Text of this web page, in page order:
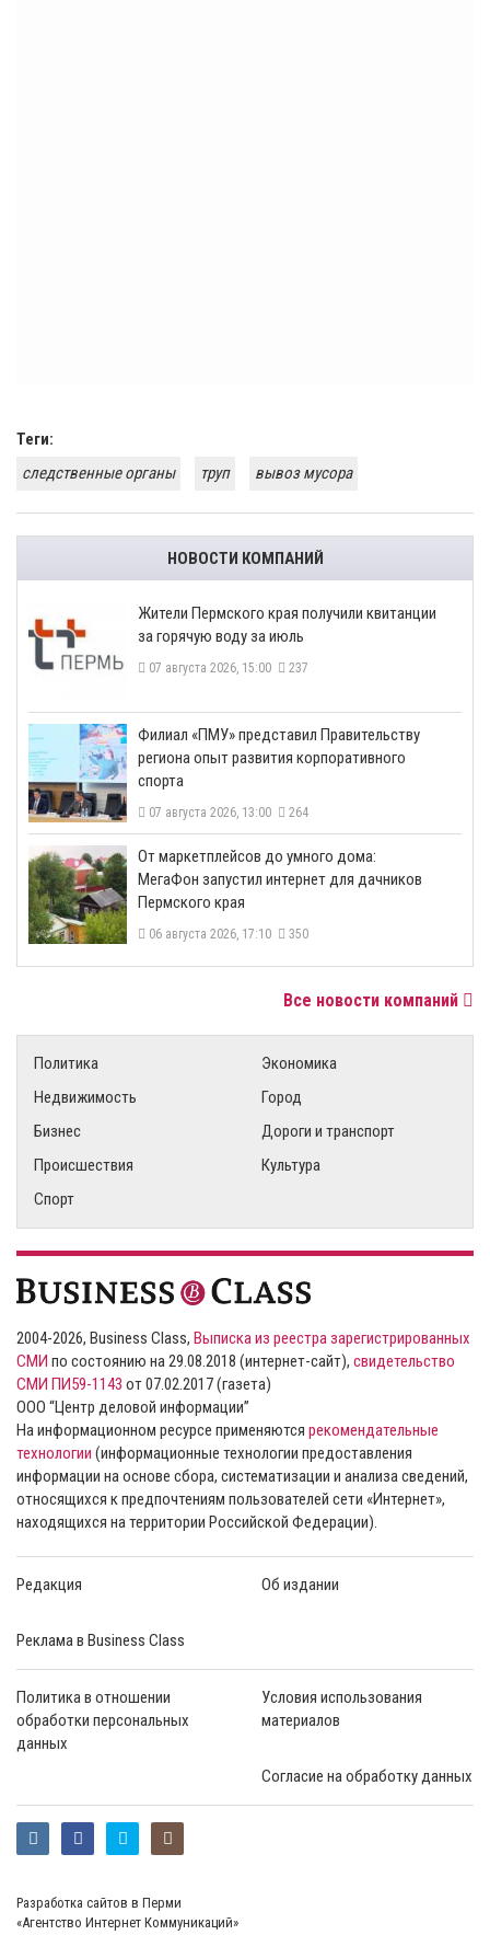
Теги:
следственные органы
труп вывоз мусора
НОВОСТИ КОМПАНИЙ
​Жители Пермского края получили квитанции
за горячую воду за июль
07 августа 2026, 15:00 237
​Филиал «ПМУ» представил Правительству
региона опыт развития корпоративного
спорта
07 августа 2026, 13:00 264
От маркетплейсов до умного дома:
МегаФон запустил интернет для дачников
Пермского края
06 августа 2026, 17:10 350
Все новости компаний
Политика
Экономика
Недвижимость
Город
Бизнес
Дороги и транспорт
Происшествия
Культура
Спорт
2004-2026, Business Class, Выписка из реестра зарегистрированных
СМИ по состоянию на 29.08.2018 (интернет-сайт), свидетельство
СМИ ПИ59-1143 от 07.02.2017 (газета)
ООО “Центр деловой информации”
На информационном ресурсе применяются рекомендательные
технологии (информационные технологии предоставления
информации на основе сбора, систематизации и анализа сведений,
относящихся к предпочтениям пользователей сети «Интернет»,
находящихся на территории Российской Федерации).
Редакция Об издании
Реклама в Business Class
Политика в отношении
обработки персональных
данных
Условия использования
материалов
Согласие на обработку данных
Разработка сайтов в Перми
«Агентство Интернет Коммуникаций»